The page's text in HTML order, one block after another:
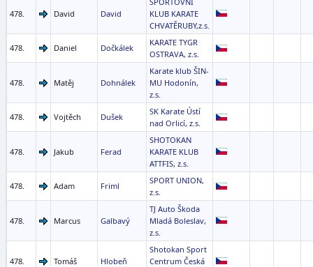
478. David David
KLUB KARATE
CHVATĚRUBY,z.s.
478. Daniel Dočkálek
KARATE TYGR
OSTRAVA, z.s.
478. Matěj Dohnálek
Karate klub ŠIN-
MU Hodonín,
z.s.
478. Vojtěch Dušek
SK Karate Ústí
nad Orlicí, z.s.
478. Jakub Ferad
SHOTOKAN
KARATE KLUB
ATTFIS, z.s.
478. Adam Friml
SPORT UNION,
z.s.
478. Marcus Galbavý
TJ Auto Škoda
Mladá Boleslav,
z.s.
478. Tomáš Hlobeň
Shotokan Sport
Centrum Česká